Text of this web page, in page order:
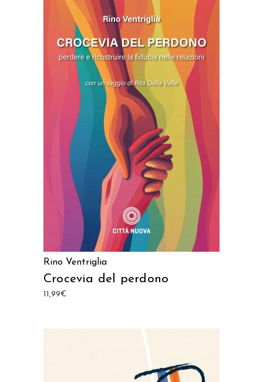
AGGIUNGI AL CARRELLO
Rino Ventriglia
Crocevia del perdono
11,99€